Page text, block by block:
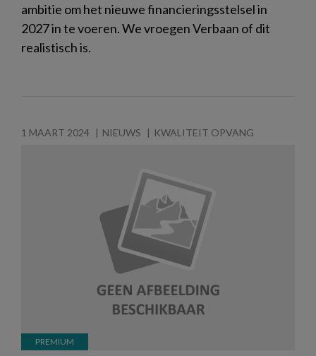
ambitie om het nieuwe financieringsstelsel in
2027 in te voeren. We vroegen Verbaan of dit
realistisch is.
1 MAART 2024 NIEUWS KWALITEIT OPVANG